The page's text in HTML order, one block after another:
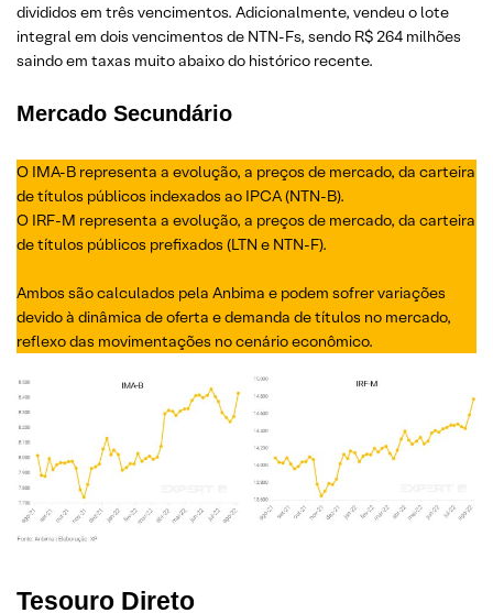
divididos em três vencimentos. Adicionalmente, vendeu o lote
integral em dois vencimentos de NTN-Fs, sendo R$ 264 milhões
saindo em taxas muito abaixo do histórico recente.
Mercado Secundário
O IMA-B representa a evolução, a preços de mercado, da carteira
de títulos públicos indexados ao IPCA (NTN-B).
O IRF-M representa a evolução, a preços de mercado, da carteira
de títulos públicos prefixados (LTN e NTN-F).
Ambos são calculados pela Anbima e podem sofrer variações
devido à dinâmica de oferta e demanda de títulos no mercado,
reflexo das movimentações no cenário econômico.
Tesouro Direto